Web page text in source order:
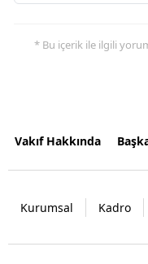
* Bu içerik ile ilgili
Vakıf Hakkında
Kurumsal Kadro